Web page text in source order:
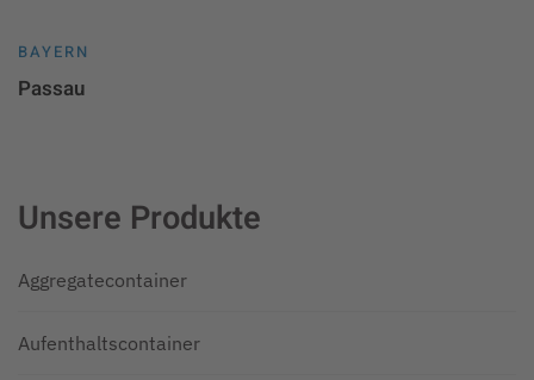
BAYERN
Passau
Unsere Produkte
Aggregatecontainer
Aufenthaltscontainer